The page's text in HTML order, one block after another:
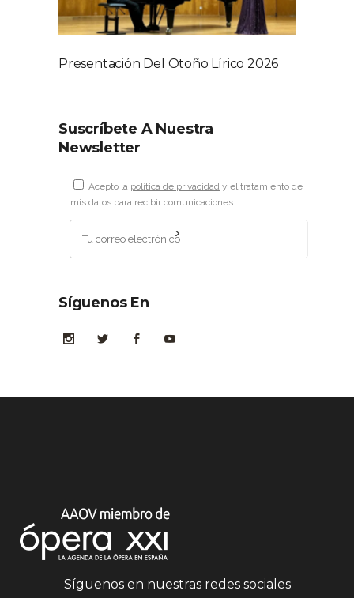
Presentación Del Otoño Lírico 2026
Suscríbete A Nuestra
Newsletter
Acepto la política de privacidad y el tratamiento de
mis datos para recibir comunicaciones.
Síguenos En
Síguenos en nuestras redes sociales